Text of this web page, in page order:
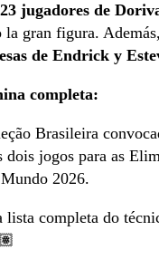
23 jugadores de
la gran figura.
de Endrick y
completa:
Brasileira
dois jogos para as
2026.
lista completa do